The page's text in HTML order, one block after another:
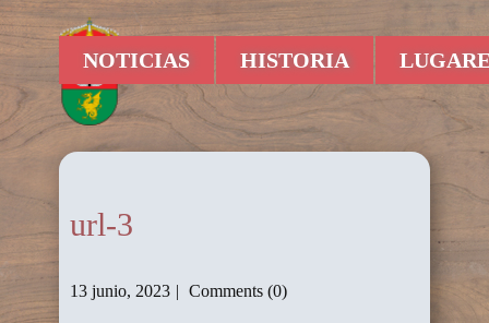
NOTICIAS HISTORIA
url-3
13 junio, 2023 Comments (0)